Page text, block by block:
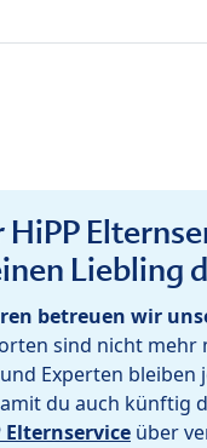
HiPP
Liebling
betreuen wir
sind nicht mehr
Experten bleiben
du auch künftig
Elternservice über